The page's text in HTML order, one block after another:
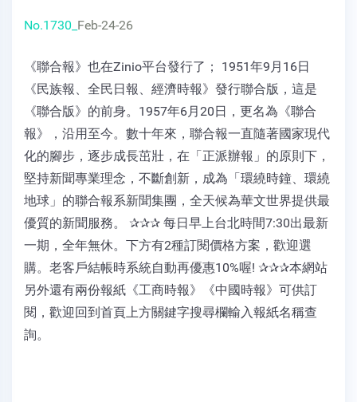
No.1730_ Feb-24-26
《聯合報》也在Zinio平台發行了； 1951年9月16日
《民族報、全民日報、經濟時報》發行聯合版，這是
《聯合版》的前身。1957年6月20日，更名為《聯合
報》，沿用至今。數十年來，聯合報一直隨著國家現代
化的腳步，逐步成長茁壯，在「正派辦報」的原則下，
堅持新聞專業理念，不斷創新，成為「環繞時鐘、環繞
地球」的聯合報系新聞集團，全天候為華文世界提供最
優質的新聞服務。 ✰✰✰ 每日早上台北時間7:30出最新
一期，全年無休。下方有2種訂閱價格方案，歡迎選
購。老客戶結帳時系統自動再優惠10%喔! ✰✰✰本網站
另外還有兩份報紙《工商時報》《中國時報》可供訂
閱，歡迎回到首頁上方關鍵字搜尋欄輸入報紙名稱查
詢。